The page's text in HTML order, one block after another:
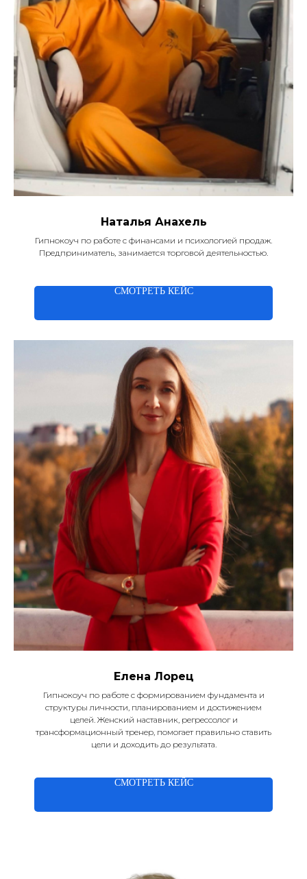
Наталья Анахель
Гипнокоуч по работе с финансами и психологией продаж.
Предприниматель, занимается торговой деятельностью.
СМОТРЕТЬ КЕЙС
Елена Лорец
Гипнокоуч по работе с формированием фундамента и
структуры личности, планированием и достижением
целей. Женский наставник, регрессолог и
трансформационный тренер, помогает правильно ставить
цели и доходить до результата.
СМОТРЕТЬ КЕЙС